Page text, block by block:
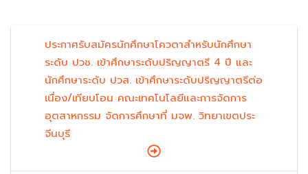
ประกาศรับสมัครนักศึกษาโควตาสำหรับนักศึกษา
ระดับ ปวช. เข้าศึกษาระดับปริญญาตรี 4 ปี และ
นักศึกษาระดับ ปวส. เข้าศึกษาระดับปริญญาตรีต่อ
เนื่อง/เทียบโอน คณะเทคโนโลยีและการจัดการ
อุตสาหกรรม จัดการศึกษาที่ มจพ. วิทยาเขตประ
จีนบุรี